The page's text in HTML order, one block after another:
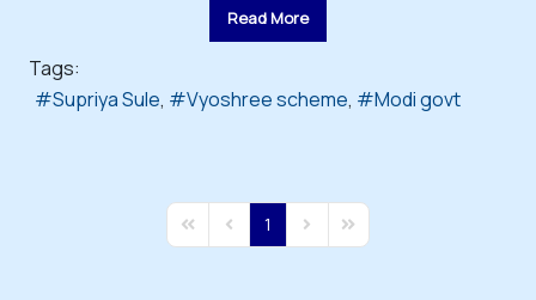
Read More
Tags:
Supriya Sule
Vyoshree scheme Modi govt
First PagePrevious Page
1 Next PageLast Page